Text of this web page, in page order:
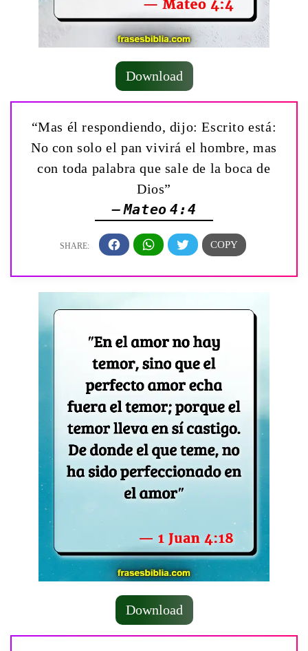
Download
“Mas él respondiendo, dijo: Escrito está:
No con solo el pan vivirá el hombre, mas
con toda palabra que sale de la boca de
Dios”
— Mateo 4:4
Download